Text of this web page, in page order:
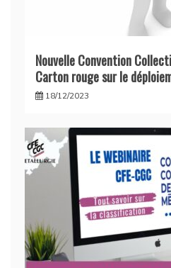
Nouvelle Convention
Carton rouge sur le
18/12/2023